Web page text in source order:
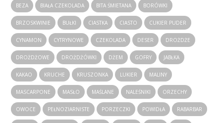
BEZA BIAŁA CZEKOLADA BITA ŚMIETANA BORÓWKI
BRZOSKWINIE BUŁKI CIASTKA CIASTO CUKIER PUDER
CYNAMON CYTRYNOWE CZEKOLADA DESER DROŻDŻE
DROŻDŻOWE DROŻDŻÓWKI DŻEM GOFRY JABŁKA
KAKAO KRUCHE KRUSZONKA LUKIER MALINY
MASCARPONE MASŁO MAŚLANE NALEŚNIKI ORZECHY
OWOCE PEŁNOZIARNISTE PORZECZKI POWIDŁA RABARBAR